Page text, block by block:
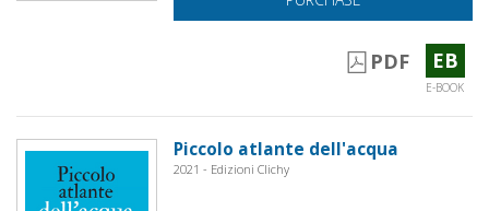
PDF EB
E-BOOK
Piccolo atlante dell'acqua
2021 - Edizioni Clichy